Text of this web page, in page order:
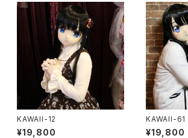
KAWAII-12
¥19,800
KAWAII-61
¥19,800